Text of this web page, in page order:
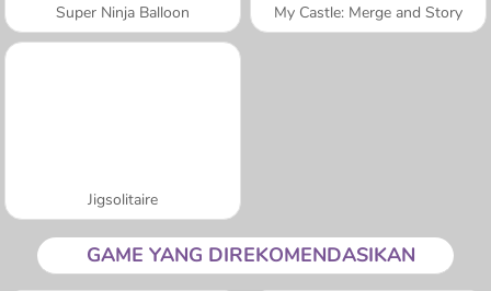
Super Ninja Balloon My Castle: Merge and Story
Jigsolitaire
GAME YANG DIREKOMENDASIKAN